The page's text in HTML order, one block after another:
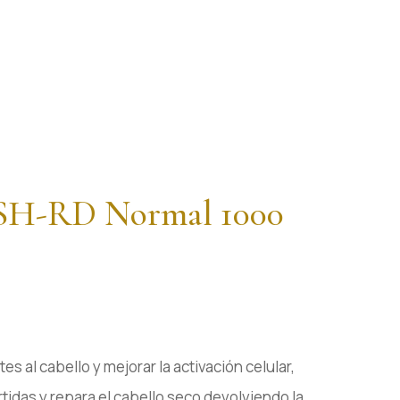
RD Normal 1000
al cabello y mejorar la activación celular,